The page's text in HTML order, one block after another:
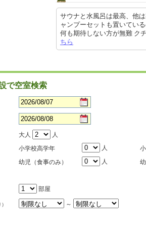
サウナと水風呂は最高、他
ャンプーセットも置いてい
何も期待しない方が無難
ちら
で空室検索
大人
人
小学校高学年
人
幼児（食事のみ）
人
部屋
～